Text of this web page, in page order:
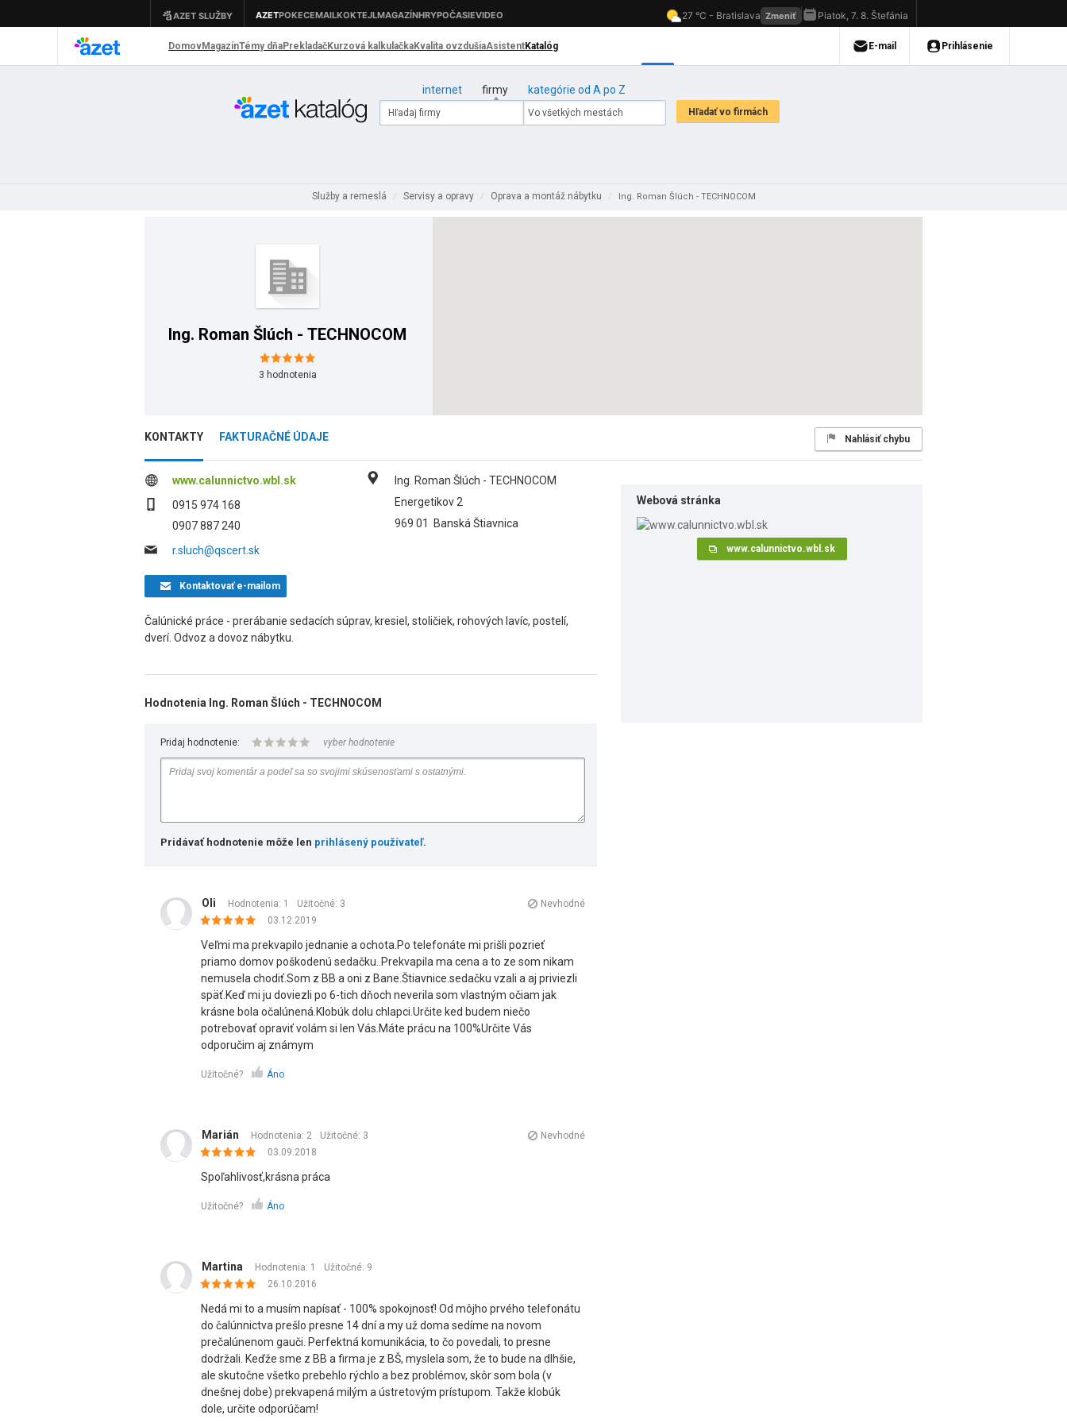
internet firmy kategórie od A po Z
Služby a remeslá / Servisy a opravy / Oprava a montáž nábytku / Ing. Roman Šlúch - TECHNOCOM
Ing. Roman Šlúch - TECHNOCOM
3 hodnotenia
KONTAKTY FAKTURAČNÉ ÚDAJE Nahlásiť chybu
www.calunnictvo.wbl.sk
0915 974 168
0907 887 240
r.sluch@qscert.sk
Ing. Roman Šlúch - TECHNOCOM
Energetikov 2
969 01
Banská Štiavnica
Kontaktovaťe-mailom
Čalúnické práce - prerábanie sedacích súprav, kresiel, stoličiek, rohových lavíc, postelí,
dverí. Odvoz a dovoz nábytku.
Hodnotenia Ing. Roman Šlúch - TECHNOCOM
Pridaj hodnotenie: vyber hodnotenie
Pridávať hodnotenie môže len prihlásený používateľ.
Oli Hodnotenia: 1 Užitočné: 3
Nevhodné
03.12.2019
Veľmi ma prekvapilo jednanie a ochota.Po telefonáte mi prišli pozrieť
priamo domov poškodenú sedačku..Prekvapila ma cena a to ze som nikam
nemusela chodiť.Som z BB a oni z Bane.Štiavnice.sedačku vzali a aj priviezli
späť.Keď mi ju doviezli po 6-tich dňoch neverila som vlastným očiam jak
krásne bola očalúnená.Klobúk dolu chlapci.Určite ked budem niečo
potrebovať opraviť volám si len Vás.Máte prácu na 100%Určite Vás
odporučim aj známym
Užitočné? Áno
Marián Hodnotenia: 2 Užitočné: 3
Nevhodné
03.09.2018
Spoľahlivosť,krásna práca
Užitočné? Áno
Martina Hodnotenia: 1 Užitočné: 9
26.10.2016
Nedá mi to a musím napísať - 100% spokojnosť! Od môjho prvého telefonátu
do čalúnnictva prešlo presne 14 dní a my už doma sedíme na novom
prečalúnenom gauči. Perfektná komunikácia, to čo povedali, to presne
dodržali. Keďže sme z BB a firma je z BŠ, myslela som, že to bude na dlhšie,
ale skutočne všetko prebehlo rýchlo a bez problémov, skôr som bola (v
dnešnej dobe) prekvapená milým a ústretovým prístupom. Takže klobúk
dole, určite odporúčam!
Webová stránka
www.calunnictvo.wbl.sk